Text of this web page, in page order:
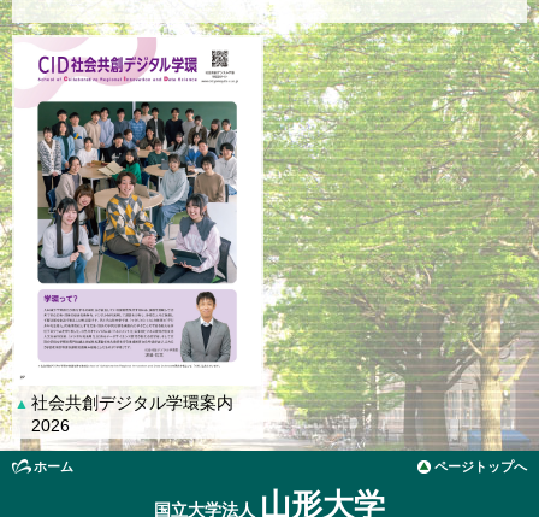
▲ 社会共創デジタル学環案内
2026
ホーム ページトップへ
国立大学法人 山形大学